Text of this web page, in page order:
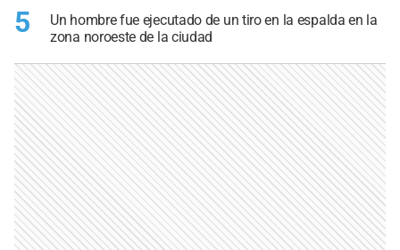
5
Un hombre fue ejecutado de un tiro en la espalda en la
zona noroeste de la ciudad